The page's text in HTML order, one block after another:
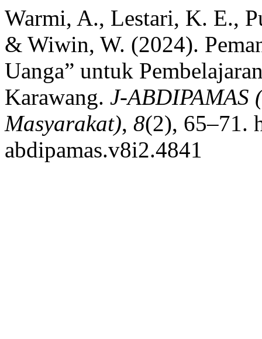
Warmi, A., Lestari, K. E.,
& Wiwin, W. (2024).
Uanga” untuk
Karawang. J-ABDIPAMAS
Masyarakat), 8(2), 65–71.
abdipamas.v8i2.4841